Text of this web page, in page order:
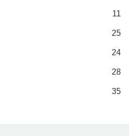
11
25
24
28
35